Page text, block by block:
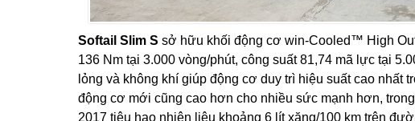
Softail Slim S sở hữu khối động cơ win-Cooled™ High
136 Nm tại 3.000 vòng/phút, công suất 81,74 mã lực tại
lỏng và không khí giúp động cơ duy trì hiệu suất cao nhất
động cơ mới cũng cao hơn cho nhiều sức mạnh hơn,
2017 tiêu hao nhiên liệu khoảng 6 lít xăng/100 km trên